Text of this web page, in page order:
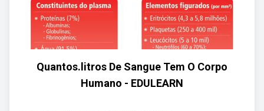
Quantos.litros De Sangue Tem O Corpo
Humano - EDULEARN